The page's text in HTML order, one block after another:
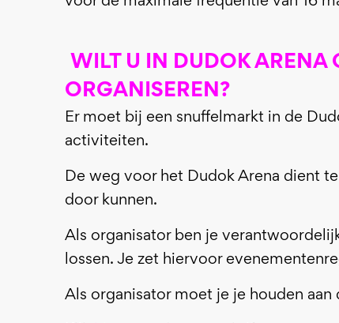
WILT U IN DUDOK ARENA
ORGANISEREN?
Er moet bij een snuffelmarkt in de
activiteiten.
De weg voor het Dudok Arena dient
door kunnen.
Als organisator ben je
lossen. Je zet hiervoor
Als organisator moet je je houden